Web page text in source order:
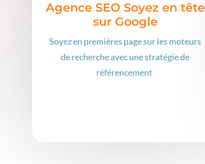
Agence SEO Soyez en tête
sur Google
Soyez en premières page sur les moteurs
de recherche avec une stratégie de
référencement